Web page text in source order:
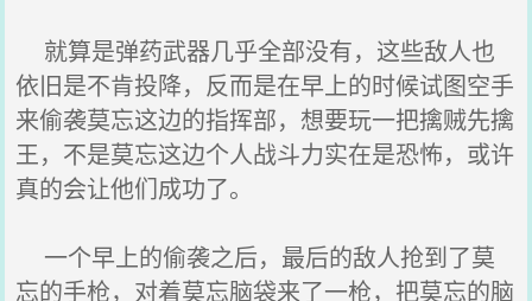
就算是弹药武器几乎全部没有，这些敌人也
依旧是不肯投降，反而是在早上的时候试图空手
来偷袭莫忘这边的指挥部，想要玩一把擒贼先擒
王，不是莫忘这边个人战斗力实在是恐怖，或许
真的会让他们成功了。
一个早上的偷袭之后，最后的敌人抢到了莫
忘的手枪，对着莫忘脑袋来了一枪，把莫忘的脑